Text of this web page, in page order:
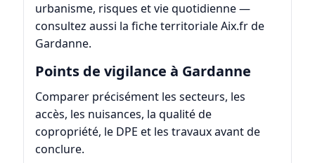
urbanisme, risques et vie quotidienne —
consultez aussi la fiche territorialeAix.fr de
Gardanne.
Points de vigilance à Gardanne
Comparer précisément les secteurs, les
accès, les nuisances, la qualité de
copropriété, le DPE et les travaux avant de
conclure.